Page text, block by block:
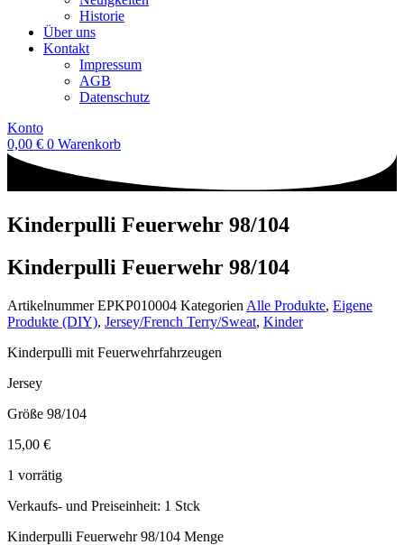
Historie
Über uns
Kontakt
Impressum
AGB
Datenschutz
Konto
0,00 € 0 Warenkorb
Kinderpulli Feuerwehr 98/104
Kinderpulli Feuerwehr 98/104
ArtikelnummerEPKP010004 Kategorien Alle Produkte, Eigene
Produkte (DIY), Jersey/French Terry/Sweat, Kinder
Kinderpulli mit Feuerwehrfahrzeugen
Jersey
Größe 98/104
15,00 €
1 vorrätig
Verkaufs- und Preiseinheit: 1 Stck
Kinderpulli Feuerwehr 98/104 Menge